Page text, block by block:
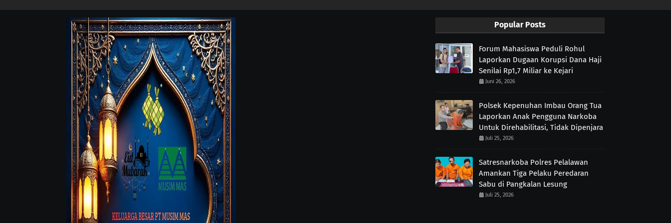
Popular Posts
Forum Mahasiswa Peduli Rohul
Laporkan Dugaan Korupsi Dana Haji
Senilai Rp1,7 Miliar ke Kejari
Juni 26, 2026
Polsek Kepenuhan Imbau Orang Tua
Laporkan Anak Pengguna Narkoba
Untuk Direhabilitasi, Tidak Dipenjara
Juli 25, 2026
Satresnarkoba Polres Pelalawan
Amankan Tiga Pelaku Peredaran
Sabu di Pangkalan Lesung
Juli 25, 2026